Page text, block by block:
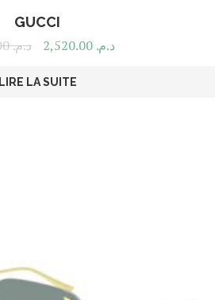
GUCCI
د.م.3,150.00 د.م.
LIRE LA SUITE